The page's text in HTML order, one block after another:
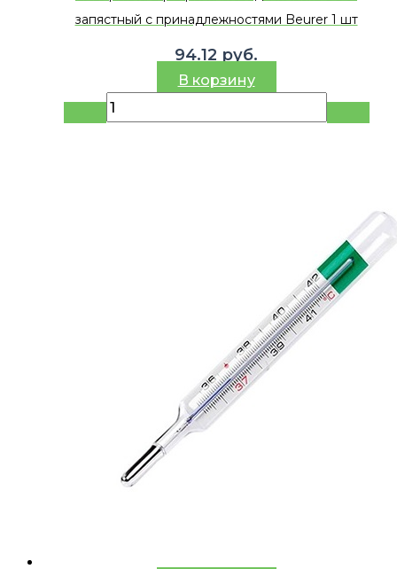
запястный с принадлежностями Beurer 1 шт
94.12 руб.
В корзину